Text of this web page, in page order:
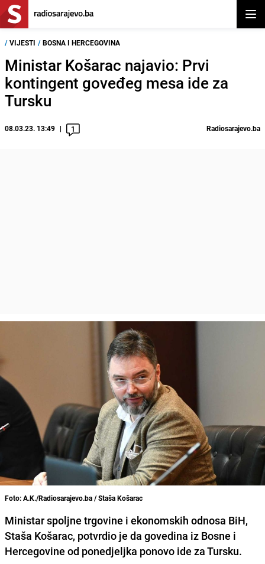
/ VIJESTI / BOSNA I HERCEGOVINA
Ministar Košarac najavio: Prvi
kontingent goveđeg mesa ide za
Tursku
08.03.23. 13:49 1 Radiosarajevo.ba
Foto: A.K./Radiosarajevo.ba / Staša Košarac
Ministar spoljne trgovine i ekonomskih odnosa BiH,
Staša Košarac, potvrdio je da govedina iz Bosne i
Hercegovine od ponedjeljka ponovo ide za Tursku.